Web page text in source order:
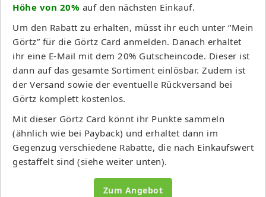
Höhe von 20% auf den nächsten Einkauf.
Um den Rabatt zu erhalten, müsst ihr euch unter “Mein
Görtz” für die Görtz Card anmelden. Danach erhaltet
ihr eine E-Mail mit dem 20% Gutscheincode. Dieser ist
dann auf das gesamte Sortiment einlösbar. Zudem ist
der Versand sowie der eventuelle Rückversand bei
Görtz komplett kostenlos.
Mit dieser Görtz Card könnt ihr Punkte sammeln
(ähnlich wie bei Payback) und erhaltet dann im
Gegenzug verschiedene Rabatte, die nach Einkaufswert
gestaffelt sind (siehe weiter unten).
Zum Angebot